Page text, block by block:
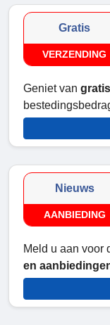
Gratis
VERZENDING
Geniet van
Nieuws
AANBIEDING
Meld u aan voor
en